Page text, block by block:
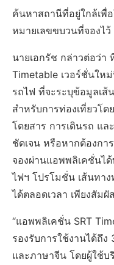
ค้นหาสถานีที่อยู่ใกล้เพื่
หมายเลขขบวนที่จองไว้
นายเอกรัช กล่าวต่อว่
Timetable เวอร์ชั่นให
รถไฟ ที่จะระบุข้อมูลเส้
สำหรับการท่องเที่ยวโด
โดยสาร การเดินรถ แล
ชัดเจน หรือหากต้องกา
จองผ่านแอพพลิเคชั่นไ
ไฟฯ โปรโมชั่น เส้นทา
ได้ตลอดเวลา เพียงสัมผั
“แอพพลิเคชั่น SRT
รองรับการใช้งานได้ถึ
และภาษาจีน โดยผู้ใช้บ